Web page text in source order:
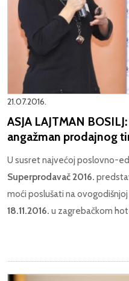
21.07.2016.
ASJA LAJTMAN
angažman prodajnog
U susret najvećoj poslovno-
Superprodavač 2016.
moći poslušati na
18.11.2016. u zagrebačkom